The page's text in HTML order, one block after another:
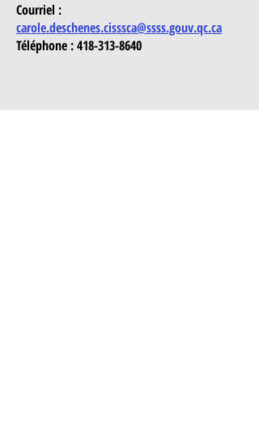
Courriel :
carole.deschenes.cisssca@ssss.gouv.qc.ca
Téléphone :418-313-8640